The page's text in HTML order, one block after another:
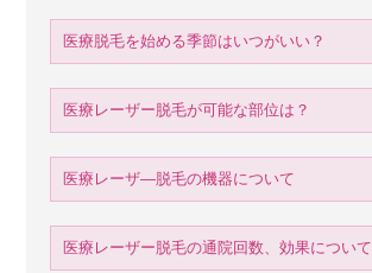
医療脱毛を始める季節はいつがいい？
医療レーザー脱毛が可能な部位は？
医療レーザ―脱毛の機器について
医療レーザー脱毛の通院回数、効果について